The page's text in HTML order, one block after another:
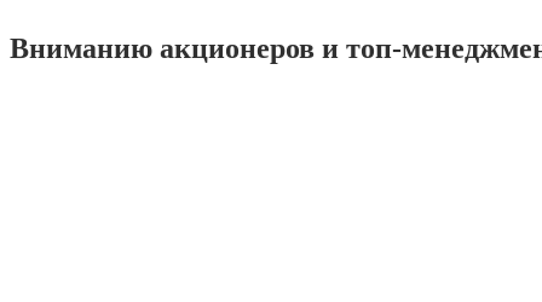
Вниманию акционеров и топ-